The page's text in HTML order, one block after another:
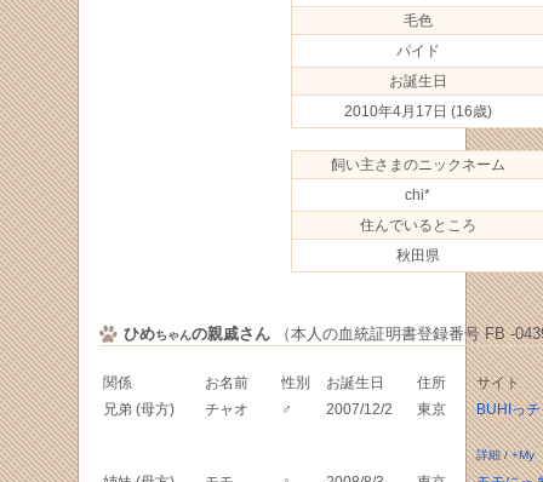
毛色
パイド
お誕生日
2010年4月17日 (16歳)
飼い主さまのニックネーム
chi*
住んでいるところ
秋田県
ひめちゃんの親戚さん（本人の血統証明書登録番号 FB -
関係 お名前 性別 お誕生日 住所
サイト
兄弟 (母方)
チャオ ♂ 2007/12/2 東京 BUHIっチ
詳細/+My